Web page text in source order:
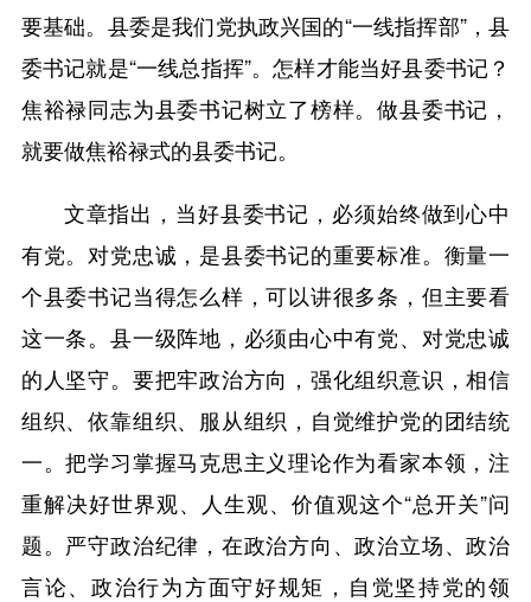
要基础。县委是我们党执政兴国的“一线指挥部”，县
委书记就是“一线总指挥”。怎样才能当好县委书记？
焦裕禄同志为县委书记树立了榜样。做县委书记，
就要做焦裕禄式的县委书记。
文章指出，当好县委书记，必须始终做到心中
有党。对党忠诚，是县委书记的重要标准。衡量一
个县委书记当得怎么样，可以讲很多条，但主要看
这一条。县一级阵地，必须由心中有党、对党忠诚
的人坚守。要把牢政治方向，强化组织意识，相信
组织、依靠组织、服从组织，自觉维护党的团结统
一。把学习掌握马克思主义理论作为看家本领，注
重解决好世界观、人生观、价值观这个“总开关”问
题。严守政治纪律，在政治方向、政治立场、政治
言论、政治行为方面守好规矩，自觉坚持党的领